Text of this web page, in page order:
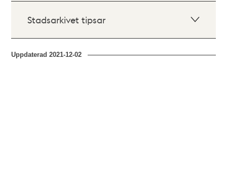
Stadsarkivet tipsar
Uppdaterad2021-12-02